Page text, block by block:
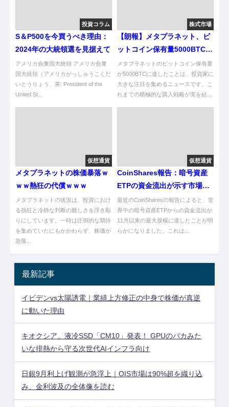
投資コラム
S＆P500を今買うべき理由：
2024年の大統領選を見据えて
アメリカ合衆国大統領 アメリカ合衆
国大統領（アメリカがっしゅうこくだ
いとうりょう、英: President of the
United St...
株式市場
【朗報】メタプラネット、ビ
ットコイン保有量5000BTC達
成やんけ！
メタプラネットのビットコイン保有量
が5000BTCに達したことは、投資家に
大きな注目を集めるニュースです。こ
れまでの積極的な購入戦略が実を結...
仮想通貨
メタプラネットの株価暴落ｗ
ｗｗ熱狂の代償ｗｗｗ
メタプラネットの状況は、投資におけ
る熱狂と冷静な判断の難しさを浮き彫
りにしています。一時は圧倒的な期待
を集めていたにもかかわらず、株価が
急落...
仮想通貨
CoinShares報告：暗号資産
ETPの資金流出が示す市場の
警告
最近のCoinSharesの報告によると、世
界中の暗号資産ETPからの資金流出が
11月以来の最大規模に達したことが明
らかになりました。これは...
最新記事
イビデンvs太陽誘電｜業績上方修正の中身で株価が真逆
に動いた理由
キオクシア、液冷SSD「CM10」発表！ GPUのバカみた
いな排熱から守る次世代AIインフラ向け
日銀9月利上げ観測が急浮上｜OIS市場は90%超を織り込
み、金利波及の全体像を読む